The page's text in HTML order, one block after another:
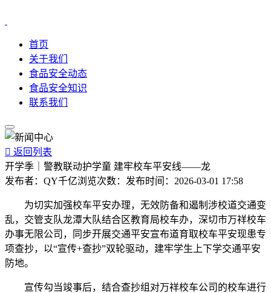
首页
关于我们
食品安全动态
食品安全知识
联系我们
 返回列表
开学季｜警教联动护学童 建牢校车平安线——龙
发布者： QY千亿浏览次数： 发布时间： 2026-03-01 17:58
为切实加强校车平安办理，无效防备和遏制涉校道交通变
乱，交管支队龙潭大队结合区教育局校车办，深切市万祥校车
办事无限公司，同步开展交通平安宣布道育取校车平安现患专
项查抄，以“宣传+查抄”双轮驱动，建牢学生上下学交通平安
防地。
宣传勾当竣事后，结合查抄组对万祥校车公司的校车进行